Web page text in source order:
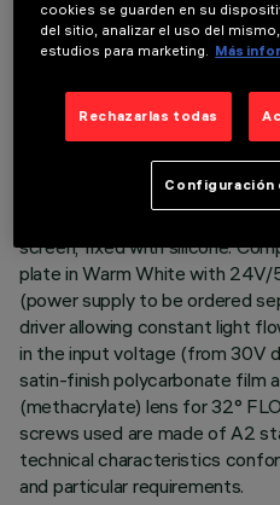
DESCRIPCIÓN
Direct light luminaire, designed
lamps. Ceiling- and wall-
supports for installation (to be
aluminium body, with zamak
silicone gaskets. Coated with
level of weather and UV ray
screen, fixed with silicone.
plate in Warm White with
(power supply to be ordered
driver allowing constant light
in the input voltage (from 30V
satin-finish polycarbonate film
(methacrylate) lens for 32°
screws used are made of A2
technical characteristics
and particular requirements.
cookies se guarden en su
del sitio, analizar el uso del
estudios para marketing. Más
Rechazarlas todas
Configuración